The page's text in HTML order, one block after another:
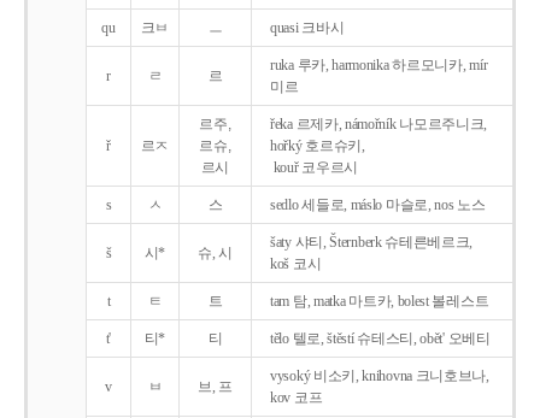
qu 크ㅂ ㅡ quasi 크바시
r ㄹ 르
ruka 루카, harmonika 하르모니카, mír
미르
ř 르ㅈ
르주,
르슈,
르시
řeka 르제카, námořník 나모르주니크,
hořký 호르슈키,
kouř 코우르시
s ㅅ 스 sedlo 세들로, máslo 마슬로, nos 노스
š 시* 슈, 시
šaty 샤티, Šternberk 슈테른베르크,
koš 코시
t ㅌ 트 tam 탐, matka 마트카, bolest 볼레스트
t' 티* 티 tělo 텔로, štěstí 슈테스티, obět' 오베티
v ㅂ 브, 프
vysoký 비소키, knihovna 크니호브나,
kov 코프